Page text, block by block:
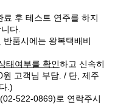
후 테스트 연주를 하지
다.
품시에는 왕복택배비
태여부를 확인하고 신속히
고객님 부담. / 단, 제주
.)
522-0869)로 연락주시